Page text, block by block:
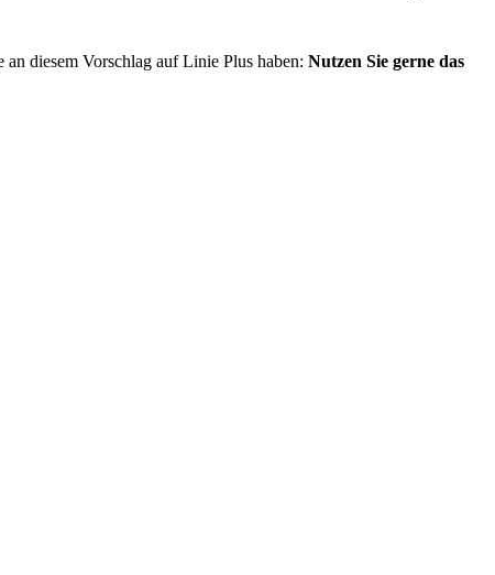
diesem Vorschlag auf Linie Plus haben: Nutzen Sie gerne das